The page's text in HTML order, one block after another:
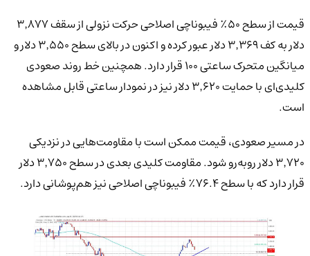
قیمت از سطح ۵۰٪ فیبوناچی اصلاحی حرکت نزولی از سقف ۳٬۸۷۷
دلار به کف ۳٬۳۶۹ دلار عبور کرده و اکنون در بالای سطح ۳٬۵۵۰ دلار و
میانگین متحرک ساعتی ۱۰۰ قرار دارد. همچنین خط روند صعودی
کلیدی‌ای با حمایت ۳٬۶۲۰ دلار نیز در نمودار ساعتی قابل مشاهده
است.
در مسیر صعودی، قیمت ممکن است با مقاومت‌هایی در نزدیکی
۳٬۷۲۰ دلار روبه‌رو شود. مقاومت کلیدی بعدی در سطح ۳٬۷۵۰ دلار
قرار دارد که با سطح ۷۶.۴٪ فیبوناچی اصلاحی نیز هم‌پوشانی دارد.